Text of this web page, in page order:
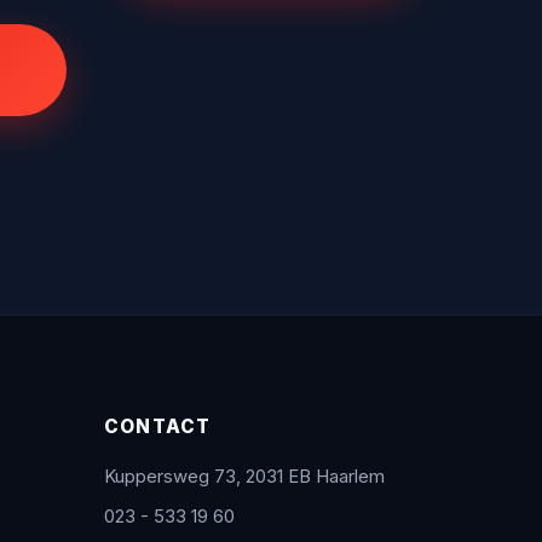
CONTACT
Kuppersweg 73, 2031 EB Haarlem
023 - 533 19 60